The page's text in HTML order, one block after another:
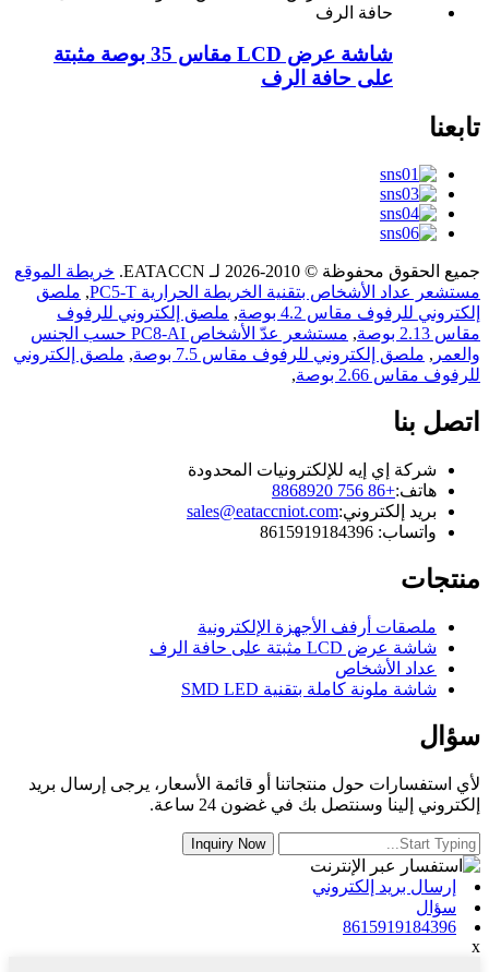
شاشة عرض LCD مقاس 35 بوصة مثبتة
على حافة الرف
تابعنا
جميع الحقوق محفوظة © 2010-2026 لـ EATACCN.
خريطة الموقع
مستشعر عداد الأشخاص بتقنية الخريطة الحرارية PC5-T
, ملصق
إلكتروني للرفوف مقاس 4.2 بوصة
, ملصق إلكتروني للرفوف
مقاس 2.13 بوصة
,
مستشعر عدّ الأشخاص PC8-AI حسب الجنس
والعمر , ملصق إلكتروني للرفوف مقاس 7.5 بوصة , ملصق إلكتروني
للرفوف مقاس 2.66 بوصة
,
اتصل بنا
شركة إي إيه للإلكترونيات المحدودة
هاتف:+86 756 8868920
بريد إلكتروني:sales@eataccniot.com
واتساب: 8615919184396
منتجات
ملصقات أرفف الأجهزة الإلكترونية
شاشة عرض LCD مثبتة على حافة الرف
عداد الأشخاص
شاشة ملونة كاملة بتقنية SMD LED
سؤال
لأي استفسارات حول منتجاتنا أو قائمة الأسعار، يرجى إرسال بريد
إلكتروني إلينا وسنتصل بك في غضون 24 ساعة.
إرسال بريد إلكتروني
سؤال
8615919184396
x